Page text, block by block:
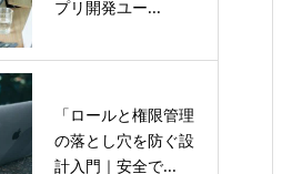
プリ開発ユー...
「ロールと権限管理
の落とし穴を防ぐ設
計入門｜安全で...